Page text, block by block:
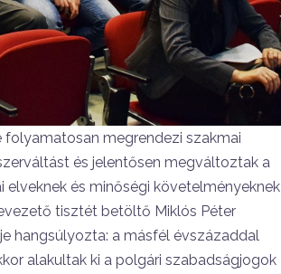
megrendezi szakmai
és jelentősen megváltoztak a
és minőségi követelményeknek
tisztét betöltő Miklós Péter
hangsúlyozta: a másfél évszázaddal
alakultak ki a polgári szabadságjogok